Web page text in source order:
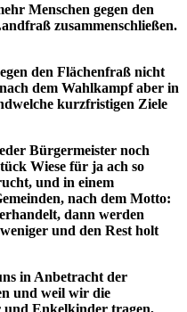
Menschen gegen den
zusammenschließen.
den Flächenfraß nicht
dem Wahlkampf aber in
kurzfristigen Ziele
Bürgermeister noch
Wiese für ja ach so
und in einem
nach dem Motto:
dann werden
und den Rest holt
in Anbetracht der
und weil wir die
Enkelkinder tragen,